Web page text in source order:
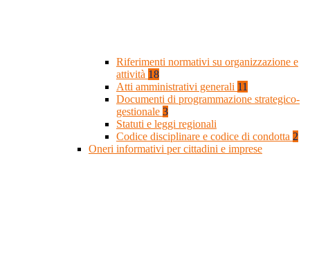
Riferimenti normativi su organizzazione e
attività 18
Atti amministrativi generali 11
Documenti di programmazione strategico-
gestionale 3
Statuti e leggi regionali
Codice disciplinare e codice di condotta 2
Oneri informativi per cittadini e imprese